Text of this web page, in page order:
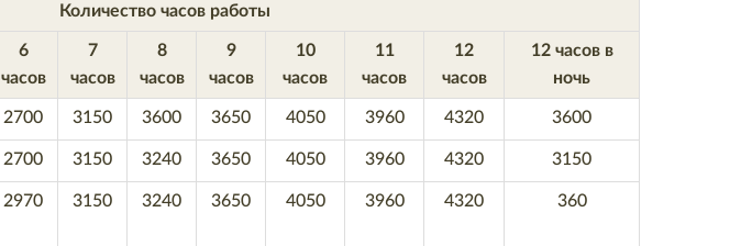
Количество часов работы
6
часов
7
часов
8
часов
9
часов
10
часов
11
часов
12
часов
12 часов в
ночь
2700 3150 3600 3650 4050 3960 4320 3600
2700 3150 3240 3650 4050 3960 4320 3150
2970 3150 3240 3650 4050 3960 4320 360